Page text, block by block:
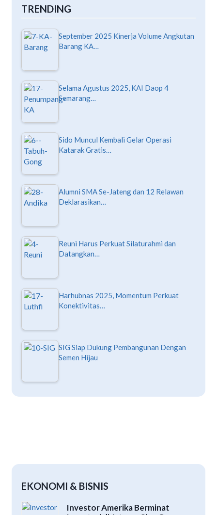
TRENDING
September 2025 Kinerja Volume Angkutan
Barang KA…
Selama Agustus 2025, KAI Daop 4
Semarang…
Sido Muncul Kembali Gelar Operasi
Katarak Gratis…
Alumni SMA Se-Jateng dan 12 Relawan
Deklarasikan…
Reuni Harus Perkuat Silaturahmi dan
Datangkan…
Harhubnas 2025, Momentum Perkuat
Konektivitas…
SIG Siap Dukung Pembangunan Dengan
Semen Hijau
EKONOMI & BISNIS
Investor Amerika Berminat